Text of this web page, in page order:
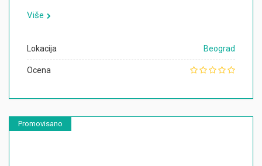
Više
Lokacija Beograd
Ocena
Promovisano